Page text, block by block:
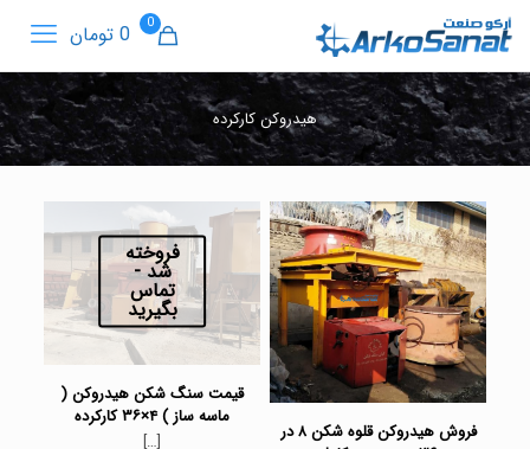
0 0 تومان
هیدروکن کارکرده
فروش هیدروکن قلوه شکن ۸ در
فروخته
شد -
تماس
بگیرید
قیمت سنگ شکن هیدروکن (
ماسه ساز ) ۴×۳۶ کارکرده
[…]